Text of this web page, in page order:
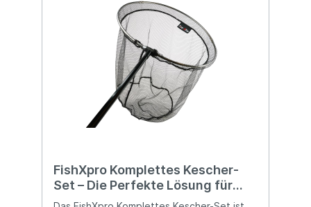
FishXpro Komplettes Kescher-
Set – Die Perfekte Lösung für
Faires und Effizientes Angeln